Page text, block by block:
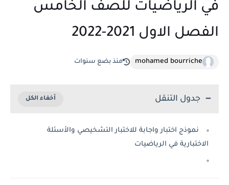
في الرياضيات للصف الخامس
الفصل الاول 2021-2022
mohamed bourriche منذ بضع سنوات
جدول التنقل
نموذج اختبار واجابة للاختبار التشخيصي والأسئلة
الاختبارية في الرياضيات